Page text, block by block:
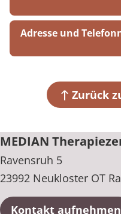
08:00 - 16:30 Uhr
Adresse und
23992 Neukloster OT
Zurück
MEDIAN
Ravensruh 5
23992 Neukloster OT
Kontakt aufnehmen